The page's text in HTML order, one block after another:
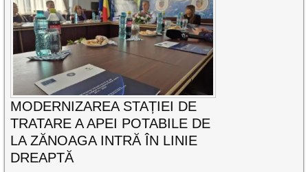
MODERNIZAREA STAȚIEI DE
TRATARE A APEI POTABILE DE
LA ZĂNOAGA INTRĂ ÎN LINIE
DREAPTĂ